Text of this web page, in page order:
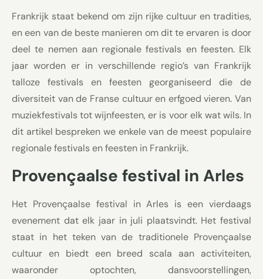
Frankrijk staat bekend om zijn rijke cultuur en tradities,
en een van de beste manieren om dit te ervaren is door
deel te nemen aan regionale festivals en feesten. Elk
jaar worden er in verschillende regio’s van Frankrijk
talloze festivals en feesten georganiseerd die de
diversiteit van de Franse cultuur en erfgoed vieren. Van
muziekfestivals tot wijnfeesten, er is voor elk wat wils. In
dit artikel bespreken we enkele van de meest populaire
regionale festivals en feesten in Frankrijk.
Provençaalse festival in Arles
Het Provençaalse festival in Arles is een vierdaags
evenement dat elk jaar in juli plaatsvindt. Het festival
staat in het teken van de traditionele Provençaalse
cultuur en biedt een breed scala aan activiteiten,
waaronder optochten, dansvoorstellingen,